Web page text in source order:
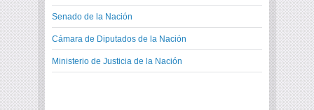
Senado de la Nación
Cámara de Diputados de la Nación
Ministerio de Justicia de la Nación